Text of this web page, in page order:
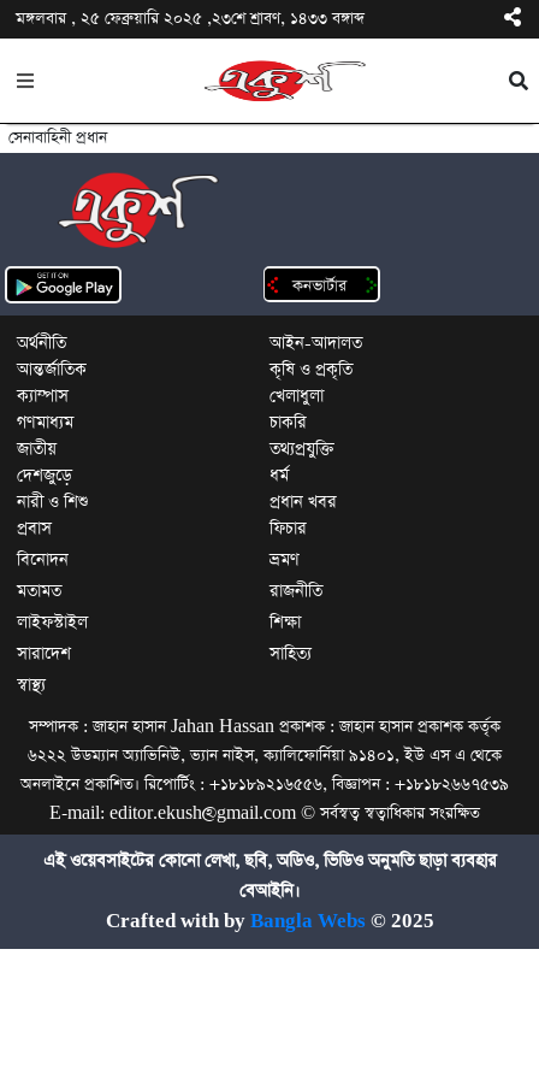
মঙ্গলবার , ২৫ ফেব্রুয়ারি ২০২৫ ,২৩শে শ্রাবণ, ১৪৩৩ বঙ্গাব্দ
সেনাবাহিনী প্রধান
অর্থনীতি
আইন-আদালত
আন্তর্জাতিক
কৃষি ও প্রকৃতি
ক্যাম্পাস
খেলাধুলা
গণমাধ্যম
চাকরি
জাতীয়
তথ্যপ্রযুক্তি
দেশজুড়ে
ধর্ম
নারী ও শিশু
প্রধান খবর
প্রবাস
ফিচার
বিনোদন
ভ্রমণ
মতামত
রাজনীতি
লাইফস্টাইল
শিক্ষা
সারাদেশ
সাহিত্য
স্বাস্থ্য
সম্পাদক : জাহান হাসান Jahan Hassan প্রকাশক : জাহান হাসান প্রকাশক কর্তৃক
৬২২২ উডম্যান অ্যাভিনিউ, ভ্যান নাইস, ক্যালিফোর্নিয়া ৯১৪০১, ইউ এস এ থেকে
অনলাইনে প্রকাশিত। রিপোর্টিং : +১৮১৮৯২১৬৫৫৬, বিজ্ঞাপন : +১৮১৮২৬৬৭৫৩৯
E-mail: editor.ekush@gmail.com © সর্বস্বত্ব স্বত্বাধিকার সংরক্ষিত
এই ওয়েবসাইটের কোনো লেখা, ছবি, অডিও, ভিডিও অনুমতি ছাড়া ব্যবহার
বেআইনি।
Crafted with by Bangla Webs© 2025